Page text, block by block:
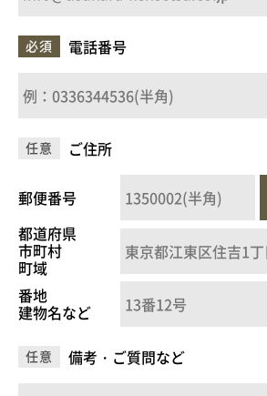
電話番号
必須
ご住所
任意
郵便番号
都道府県
市町村
町域
番地
建物名など
備考・ご質問など
任意